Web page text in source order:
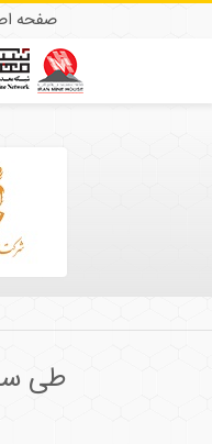
صفحه
طی